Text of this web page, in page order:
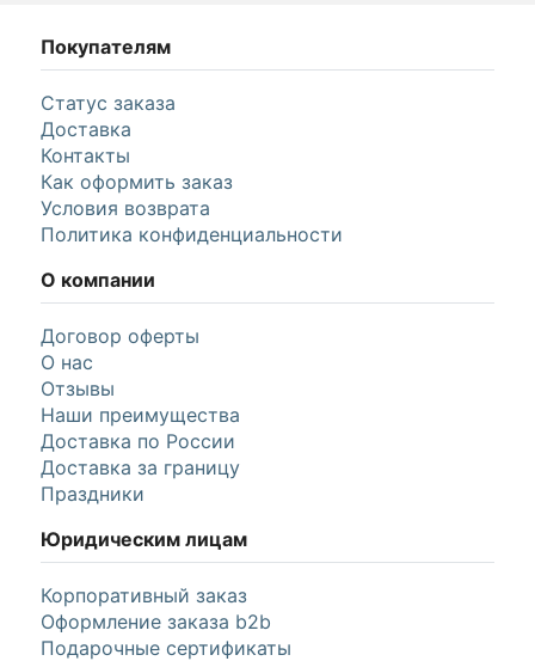
Покупателям
Статус заказа
Доставка
Контакты
Как оформить заказ
Условия возврата
Политика конфиденциальности
О компании
Договор оферты
О нас
Отзывы
Наши преимущества
Доставка по России
Доставка за границу
Праздники
Юридическим лицам
Корпоративный заказ
Оформление заказа b2b
Подарочные сертификаты